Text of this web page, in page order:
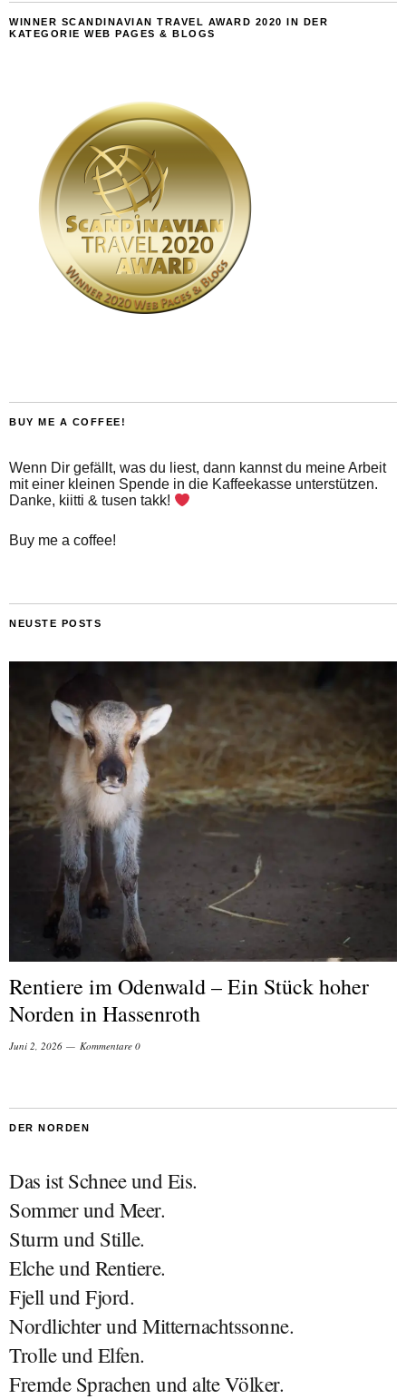
WINNER SCANDINAVIAN TRAVEL AWARD 2020 IN DER
KATEGORIE WEB PAGES & BLOGS
BUY ME A COFFEE!
Wenn Dir gefällt, was du liest, dann kannst du meine Arbeit
mit einer kleinen Spende in die Kaffeekasse unterstützen.
Danke, kiitti & tusen takk!
Buy me a coffee!
NEUSTE POSTS
Rentiere im Odenwald – Ein Stück hoher
Norden in Hassenroth
Juni 2, 2026 Kommentare 0
DER NORDEN
Das ist Schnee und Eis.
Sommer und Meer.
Sturm und Stille.
Elche und Rentiere.
Fjell und Fjord.
Nordlichter und Mitternachtssonne.
Trolle und Elfen.
Fremde Sprachen und alte Völker.